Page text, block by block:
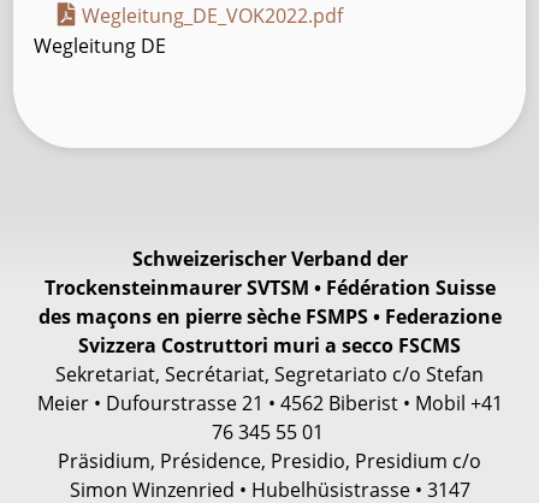
Wegleitung_DE_VOK2022.pdf
Wegleitung DE
Schweizerischer Verband der
Trockensteinmaurer SVTSM • Fédération Suisse
des maçons en pierre sèche FSMPS • Federazione
Svizzera Costruttori muri a secco FSCMS
Sekretariat, Secrétariat, Segretariato c/o Stefan
Meier • Dufourstrasse 21 • 4562 Biberist • Mobil +41
76 345 55 01
Präsidium, Présidence, Presidio, Presidium c/o
Simon Winzenried • Hubelhüsistrasse • 3147